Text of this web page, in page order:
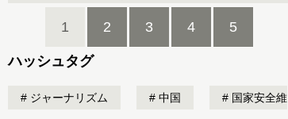
1 2 3 4 5
ハッシュタグ
ジャーナリズム 中国 国家安全維